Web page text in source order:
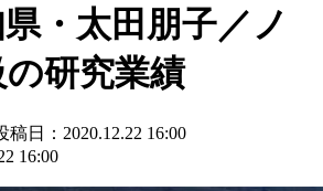
・太田朋子／ノ
研究業績
稿日：2020.12.22 16:00
16:00